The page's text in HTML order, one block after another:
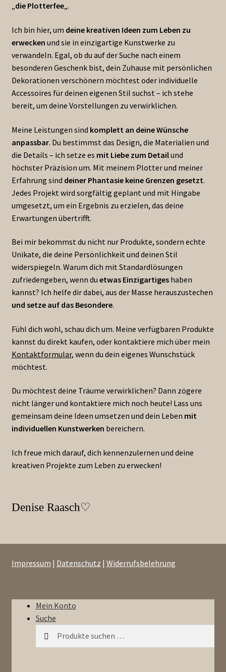
„die Plotterfee„.
Ich bin hier, um deine kreativen Ideen zum Leben zu
erwecken und sie in einzigartige Kunstwerke zu
verwandeln. Egal, ob du auf der Suche nach einem
besonderen Geschenk bist, dein Zuhause mit persönlichen
Dekorationen verschönern möchtest oder individuelle
Accessoires für deinen eigenen Stil suchst – ich stehe
bereit, um deine Vorstellungen zu verwirklichen.
Meine Leistungen sind komplett an deine Wünsche
anpassbar. Du bestimmst das Design, die Materialien und
die Details – ich setze es mit Liebe zum Detailund
höchster Präzision um. Mit meinem Plotter und meiner
Erfahrung sind deiner Phantasie keine Grenzen gesetzt.
Jedes Projekt wird sorgfältig geplant und mit Hingabe
umgesetzt, um ein Ergebnis zu erzielen, das deine
Erwartungen übertrifft.
Bei mir bekommst du nicht nur Produkte, sondern echte
Unikate, die deine Persönlichkeit und deinen Stil
widerspiegeln. Warum dich mit Standardlösungen
zufriedengeben, wenn du etwas Einzigartigeshaben
kannst? Ich helfe dir dabei, aus der Masse herauszustechen
und setze auf das Besondere.
Fühl dich wohl, schau dich um. Meine verfügbaren Produkte
kannst du direkt kaufen, oder kontaktiere mich über mein
Kontaktformular, wenn du dein eigenes Wunschstück
möchtest.
Du möchtest deine Träume verwirklichen? Dann zögere
nicht länger und kontaktiere mich noch heute! Lass uns
gemeinsam deine Ideen umsetzen und dein Leben mit
individuellen Kunstwerken bereichern.
Ich freue mich darauf, dich kennenzulernen und deine
kreativen Projekte zum Leben zu erwecken!
Denise Raasch♡
Impressum | Datenschutz | Widerrufsbelehrung
Mein Konto
Suche